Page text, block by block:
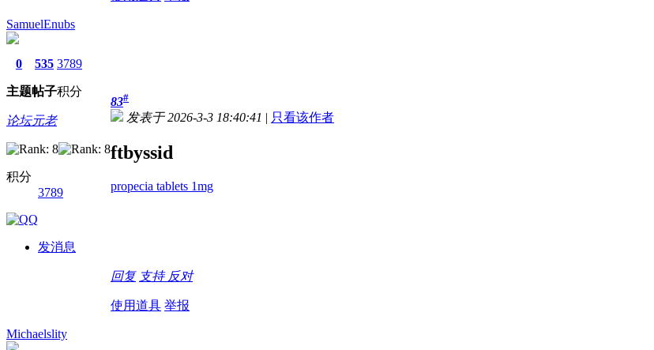
SamuelEnubs
0
主题
535
帖子
3789
积分
论坛元老
积分
3789
发消息
83#
发表于 2026-3-3 18:40:41 | 只看该作者
ftbyssid
propecia tablets 1mg
回复 支持 反对
使用道具 举报
Michaelslity